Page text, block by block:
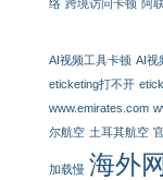
络 跨境访问卡顿 阿
AI视频工具卡顿 AI视
eticketing打不开
www.emirates.com
尔航空 土耳其航空
加载慢 海外